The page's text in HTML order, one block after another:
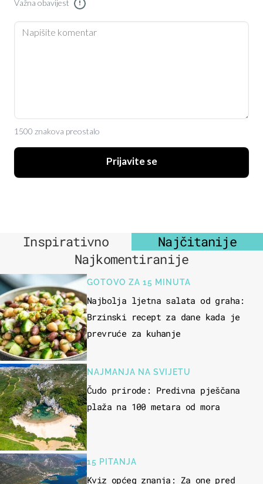
Važna obavijest !
1500 znakova preostalo
Prijavite se
Inspirativno
Najčitanije
Najkomentiranije
GOTOVO ZA 15 MINUTA
Najbolja ljetna salata od graha:
Brzinski recept za dane kada je
prevruće za kuhanje
NAJMANJA NA SVIJETU
Čudo prirode: Predivna pješčana
plaža na 100 metara od mora
15 PITANJA
Kviz općeg znanja: Za one pred